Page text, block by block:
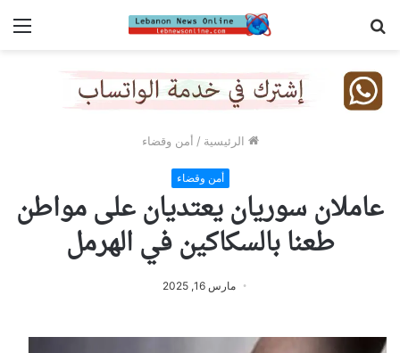
الرئيسية / أمن وقضاء
أمن وقضاء
عاملان سوريان يعتديان على مواطن
طعنا بالسكاكين في الهرمل
مارس 16, 2025